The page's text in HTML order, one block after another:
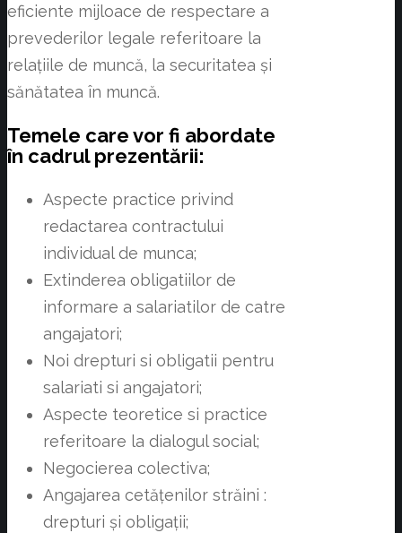
eficiente mijloace de respectare a
prevederilor legale referitoare la
relațiile de muncă, la securitatea și
sănătatea în muncă.
Temele care vor fi abordate
în cadrul prezentării:
Aspecte practice privind
redactarea contractului
individual de munca;
Extinderea obligatiilor de
informare a salariatilor de catre
angajatori;
Noi drepturi si obligatii pentru
salariati si angajatori;
Aspecte teoretice si practice
referitoare la dialogul social;
Negocierea colectiva;
Angajarea cetățenilor străini :
drepturi și obligații;